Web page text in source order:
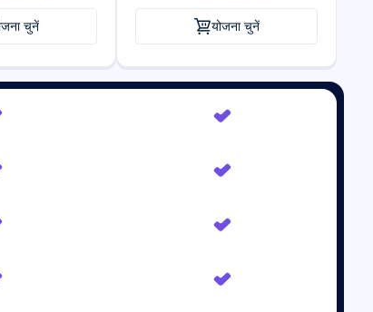
चुनें योजना चुनें